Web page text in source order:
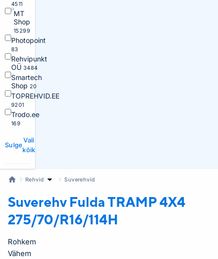
4511
MT
Shop
15299
Photopoint
83
Rehvipunkt
OÜ 3484
Smartech
Shop 20
TOPREHVID.EE
9201
Trodo.ee
169
Sulge
Vali
kõik
Rehvid Suverehvid
Suverehv FuldaTRAMP 4X4
275/70/R16/114H
Rohkem
Vähem